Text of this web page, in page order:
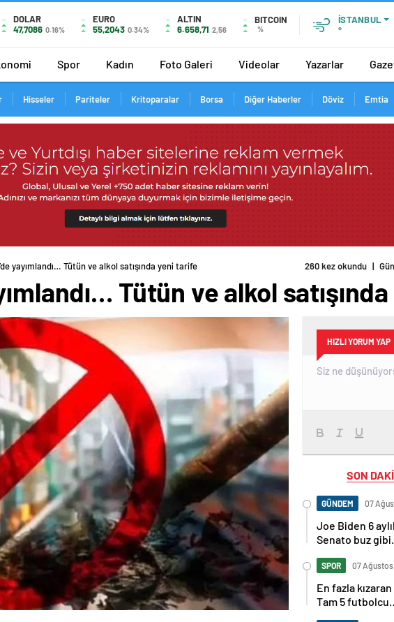
DOLAR
47,7086 0.16%
EURO
55,2043 0.34%
ALTIN
6.658,71 2,56
BITCOIN
%
İSTANBUL
°
Spor Kadın Foto Galeri Videolar Yazarlar
Hisseler Pariteler Kritoparalar Borsa Diğer Haberler Döviz Emtia
yayımlandı… Tütün ve alkol satışında yeni tarife 260 kez okundu |
Tütün ve alkol
HIZLI YORUM YAP
SON
GÜNDEM 07
Joe Biden 6
Senato buz
SPOR 07
En fazla
Tam 5